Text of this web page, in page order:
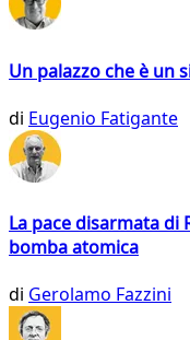
Un palazzo che è un
di Eugenio Fatigante
La pace disarmata di
bomba atomica
di Gerolamo Fazzini